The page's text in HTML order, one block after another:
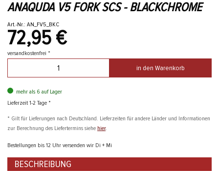
ANAQUDA V5 FORK SCS - BLACKCHROME
Art.-Nr.: AN_FV5_BKC
72,95 €
versandkostenfrei *
in den Warenkorb
mehr als 6 auf Lager
Lieferzeit 1-2 Tage *
* Gilt für Lieferungen nach Deutschland. Lieferzeiten für andere Länder und Informationen
zur Berechnung des Liefertermins siehe hier.
Bestellungen bis 12 Uhr versenden wir Di + Mi
BESCHREIBUNG